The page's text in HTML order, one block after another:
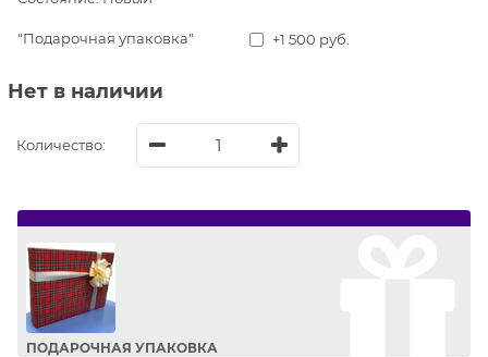
"Подарочная упаковка" +1 500 руб.
Нет в наличии
Количество:
ПОДАРОЧНАЯ УПАКОВКА